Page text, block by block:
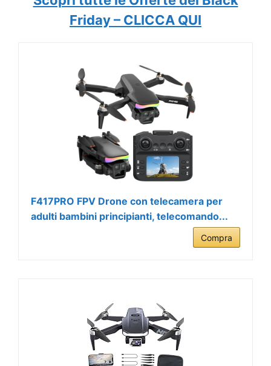
Friday – CLICCA QUI
F417PRO FPV Drone con telecamera per
adulti bambini principianti, telecomando...
Compra